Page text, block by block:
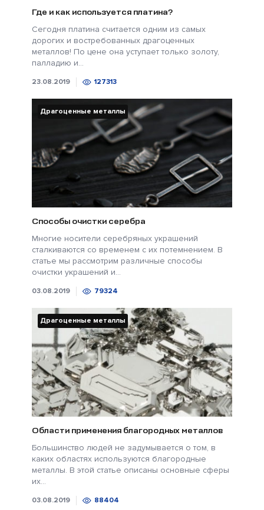
Где и как используется платина?
Сегодня платина считается одним из самых
дорогих и востребованных драгоценных
металлов! По цене она уступает только золоту,
палладию и...
23.08.2019 127313
Драгоценные металлы
Способы очистки серебра
Многие носители серебряных украшений
сталкиваются со временем с их потемнением. В
статье мы рассмотрим различные способы
очистки украшений и...
03.08.2019 79324
Драгоценные металлы
Области применения благородных металлов
Большинство людей не задумывается о том, в
каких областях используются благородные
металлы. В этой статье описаны основные сферы
их...
03.08.2019 88404